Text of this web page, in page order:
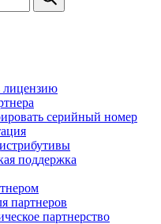
лицензию
серийный номер
поддержка
партнеров
партнерство